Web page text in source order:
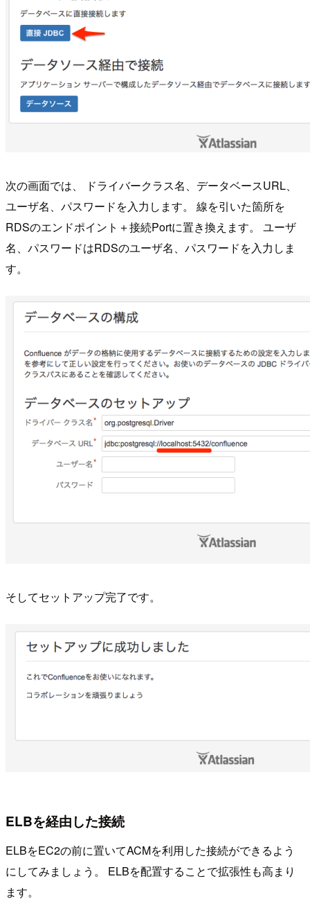
次の画面では、 ドライバークラス名、データベースURL、
ユーザ名、パスワードを入力します。 線を引いた箇所を
RDSのエンドポイント＋接続Portに置き換えます。 ユーザ
名、パスワードはRDSのユーザ名、パスワードを入力しま
す。
そしてセットアップ完了です。
ELBを経由した接続
ELBをEC2の前に置いてACMを利用した接続ができるよう
にしてみましょう。 ELBを配置することで拡張性も高まり
ます。